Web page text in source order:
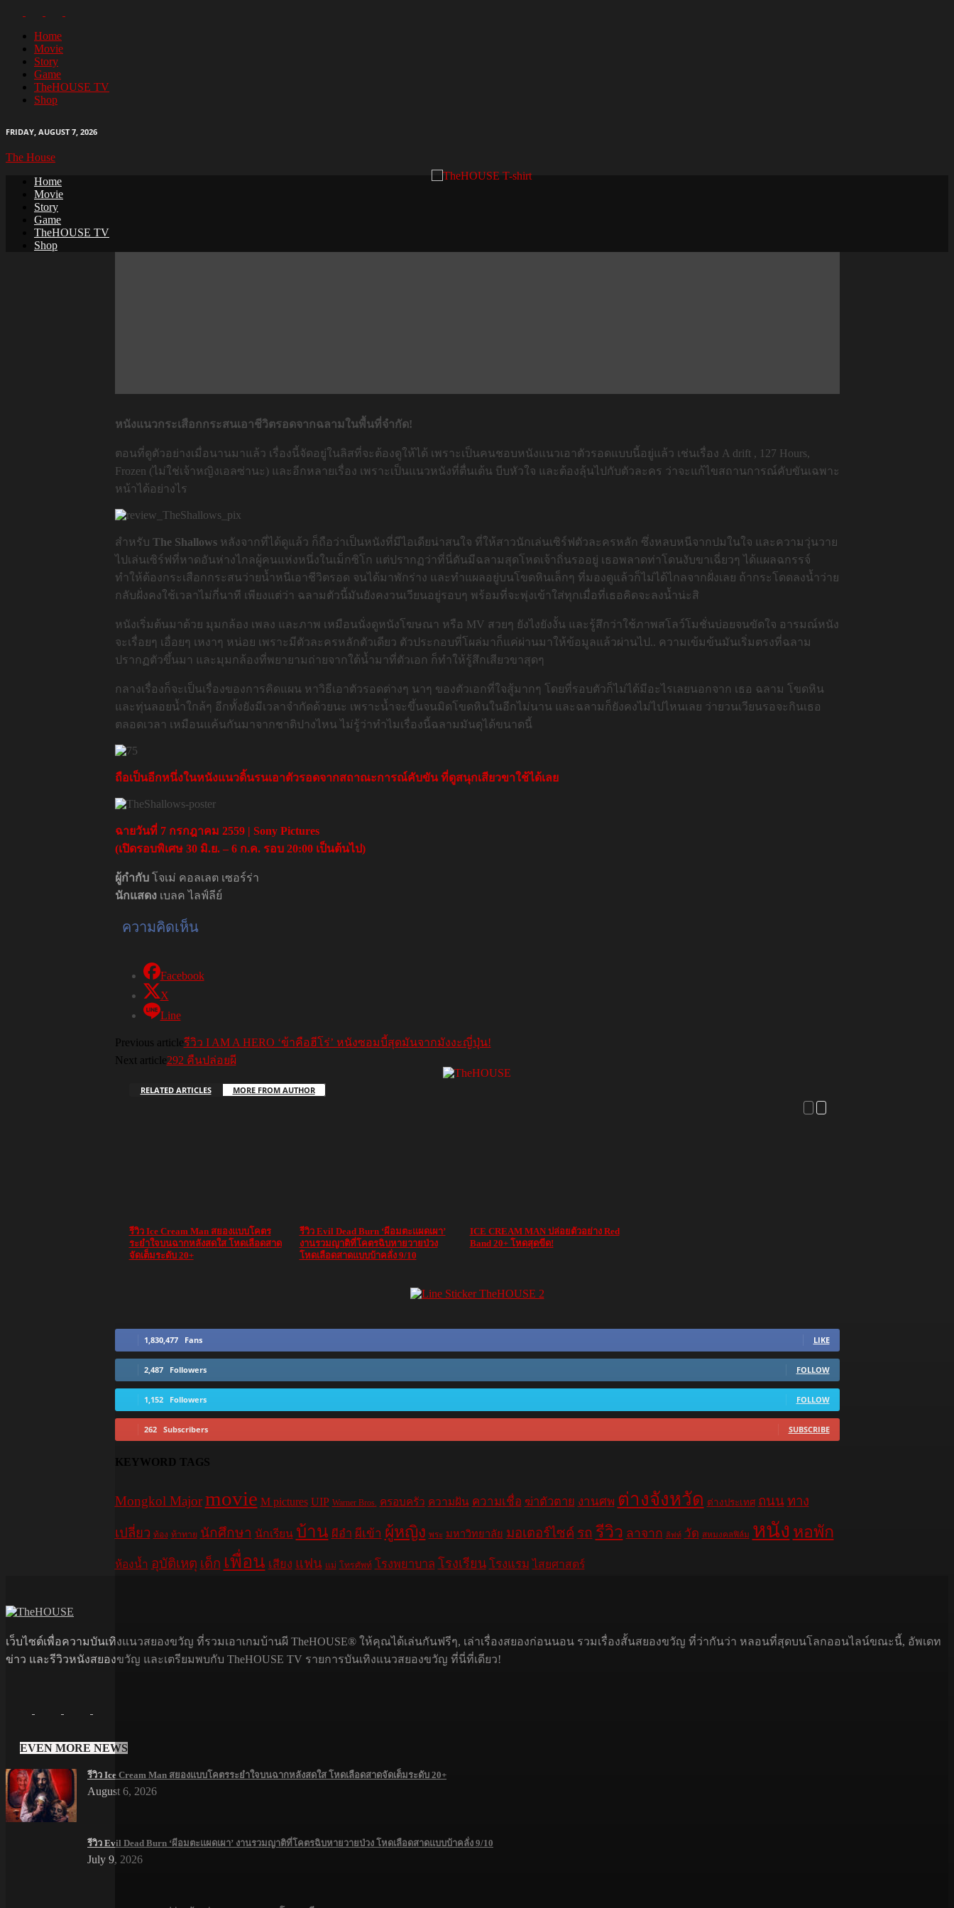
Home
Movie
Story
Game
TheHOUSE TV
Shop
FRIDAY, AUGUST 7, 2026
The House
Home
Movie
Story
Game
TheHOUSE TV
Shop
หนังแนวกระเสือกกระสนเอาชีวิตรอดจากฉลามในพื้นที่จำกัด!
ตอนที่ดูตัวอย่างเมื่อนานมาแล้ว เรื่องนี้จัดอยู่ในลิสที่จะต้องดูให้ได้ เพราะเป็นคนชอบหนังแนวเอาตัวรอดแบบนี้อยู่แล้ว เช่นเรื่อง A drift , 127 Hours,
Frozen (ไม่ใช่เจ้าหญิงเอลซ่านะ) และอีกหลายเรื่อง เพราะเป็นแนวหนังที่ตื่นเต้น บีบหัวใจ และต้องลุ้นไปกับตัวละคร ว่าจะแก้ไขสถานการณ์คับขันเฉพาะ
หน้าได้อย่างไร
สำหรับ The Shallowsหลังจากที่ได้ดูแล้ว ก็ถือว่าเป็นหนังที่มีไอเดียน่าสนใจ ที่ให้สาวนักเล่นเซิร์ฟตัวละครหลัก ซึ่งหลบหนีจากปมในใจ และความวุ่นวาย
ไปเล่นเซิร์ฟที่หาดอันห่างไกลผู้คนแห่งหนึ่งในเม็กซิโก แต่ปรากฏว่าที่นี่ดันมีฉลามสุดโหดเจ้าถิ่นรออยู่ เธอพลาดท่าโดนงับขาเฉี่ยวๆ ได้แผลฉกรรจ์
ทำให้ต้องกระเสือกกระสนว่ายน้ำหนีเอาชีวิตรอด จนได้มาพักร่าง และทำแผลอยู่บนโขดหินเล็กๆ ที่มองดูแล้วก็ไม่ได้ไกลจากฝั่งเลย ถ้ากระโดดลงน้ำว่าย
กลับฝั่งคงใช้เวลาไม่กี่นาที เพียงแต่ว่า ฉลามตัวนี้มันยังคงวนเวียนอยู่รอบๆ พร้อมที่จะพุ่งเข้าใส่ทุกเมื่อที่เธอคิดจะลงน้ำน่ะสิ
หนังเริ่มต้นมาด้วย มุมกล้อง เพลง และภาพ เหมือนนั่งดูหนังโฆษณา หรือ MV สวยๆ ยังไงยังงั้น และรู้สึกว่าใช้ภาพสโลว์โมชั่นบ่อยจนขัดใจ อารมณ์หนัง
จะเรื่อยๆ เอื่อยๆ เหงาๆ หน่อย เพราะมีตัวละครหลักตัวเดียว ตัวประกอบที่โผล่มาก็แค่ผ่านมาให้ข้อมูลแล้วผ่านไป.. ความเข้มข้นมันเริ่มตรงที่ฉลาม
ปรากฏตัวขึ้นมา และมุมกล้องที่พยายามถ่ายจากใต้น้ำมาที่ตัวเอก ก็ทำให้รู้สึกเสียวขาสุดๆ
กลางเรื่องก็จะเป็นเรื่องของการคิดแผน หาวิธีเอาตัวรอดต่างๆ นาๆ ของตัวเอกที่ใจสู้มากๆ โดยที่รอบตัวก็ไม่ได้มีอะไรเลยนอกจาก เธอ ฉลาม โขดหิน
และทุ่นลอยน้ำใกล้ๆ อีกทั้งยังมีเวลาจำกัดด้วยนะ เพราะน้ำจะขึ้นจนมิดโขดหินในอีกไม่นาน และฉลามก็ยังคงไม่ไปไหนเลย ว่ายวนเวียนรอจะกินเธอ
ตลอดเวลา เหมือนแค้นกันมาจากชาติปางไหน ไม่รู้ว่าทำไมเรื่องนี้ฉลามมันดุได้ขนาดนี้
ถือเป็นอีกหนึ่งในหนังแนวดิ้นรนเอาตัวรอดจากสถาณะการณ์คับขัน ที่ดูสนุกเสียวขาใช้ได้เลย
ฉายวันที่7 กรกฎาคม 2559 | Sony Pictures
(เปิดรอบพิเศษ 30 มิ.ย. – 6 ก.ค. รอบ 20:00 เป็นต้นไป)
ผู้กำกับ โจเม่ คอลเลต เซอร์ร่า
นักแสดง เบลค ไลฟ์ลีย์
ความคิดเห็น
Facebook
X
Line
Previous articleรีวิว I AM A HERO ‘ข้าคือฮีโร่’ หนังซอมบี้สุดมันจากมังงะญี่ปุ่น!
Next article292 คืนปล่อยผี
RELATED ARTICLES MORE FROM AUTHOR
รีวิว Ice Cream Man สยองแบบโคตร
ระยำใจบนฉากหลังสดใส โหดเลือดสาด
จัดเต็มระดับ 20+
รีวิว Evil Dead Burn ‘ผีอมตะแผดเผา’
งานรวมญาติที่โคตรฉิบหายวายป่วง
โหดเลือดสาดแบบบ้าคลั่ง 9/10
ICE CREAM MAN ปล่อยตัวอย่าง Red
Band 20+ โหดสุดขีด!
1,830,477 Fans LIKE
2,487 Followers FOLLOW
1,152 Followers FOLLOW
262 Subscribers SUBSCRIBE
KEYWORD TAGS
Mongkol Major movie M pictures UIP Warner Bros. ครอบครัว ความฝัน ความเชื่อ ฆ่าตัวตาย งานศพ ต่างจังหวัด ต่างประเทศ ถนน ทาง
เปลี่ยว ท้อง ท้าทาย นักศึกษา นักเรียน บ้าน ผีอำ ผีเข้า ผู้หญิง พระ มหาวิทยาลัย มอเตอร์ไซค์ รถ รีวิว ลาจาก ลิฟท์ วัด สหมงคลฟิล์ม หนัง หอพัก
ห้องน้ำ อุบัติเหตุ เด็ก เพื่อน เสียง แฟน แม่ โทรศัพท์ โรงพยาบาล โรงเรียน โรงแรม ไสยศาสตร์
เว็บไซต์เพื่อความบันเทิงแนวสยองขวัญ ที่รวมเอาเกมบ้านผี TheHOUSE® ให้คุณได้เล่นกันฟรีๆ, เล่าเรื่องสยองก่อนนอน รวมเรื่องสั้นสยองขวัญ ที่ว่ากันว่า หลอนที่สุดบนโลกออนไลน์ขณะนี้, อัพเดท
ข่าว และรีวิวหนังสยองขวัญ และเตรียมพบกับ TheHOUSE TV รายการบันเทิงแนวสยองขวัญ ที่นี่ที่เดียว!
EVEN MORE NEWS
รีวิว Ice Cream Man สยองแบบโคตรระยำใจบนฉากหลังสดใส โหดเลือดสาดจัดเต็มระดับ 20+
August 6, 2026
รีวิว Evil Dead Burn ‘ผีอมตะแผดเผา’ งานรวมญาติที่โคตรฉิบหายวายป่วง โหดเลือดสาดแบบบ้าคลั่ง 9/10
July 9, 2026